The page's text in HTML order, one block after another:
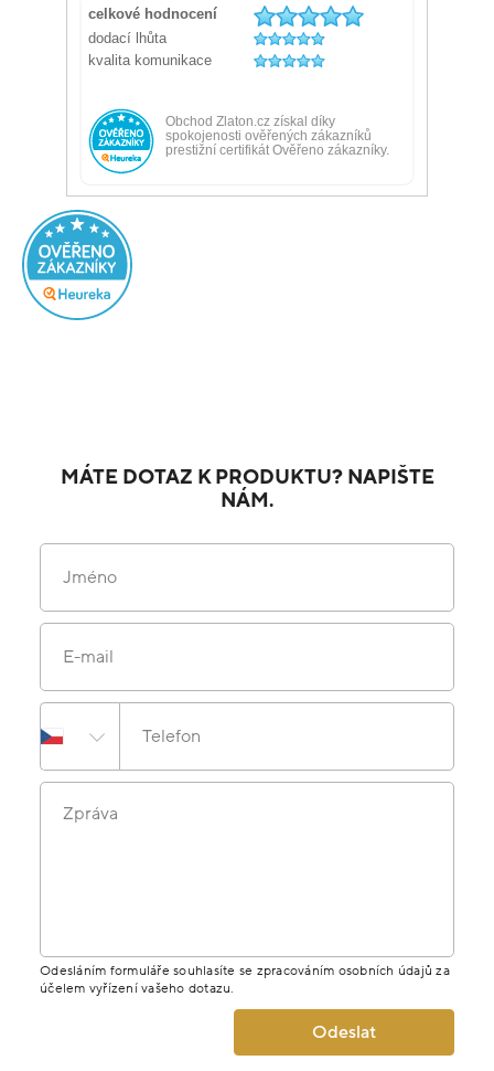
MÁTE DOTAZ K PRODUKTU? NAPIŠTE
NÁM.
Jméno
E-mail
Telefon
Zpráva
Odesláním formuláře souhlasíte se zpracováním osobních údajů za
účelem vyřízení vašeho dotazu.
Odeslat